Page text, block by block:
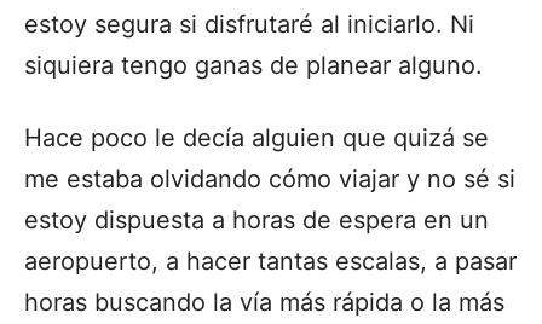
estoy segura si disfrutaré al iniciarlo. Ni
siquiera tengo ganas de planear alguno.
Hace poco le decía alguien que quizá se
me estaba olvidando cómo viajar y no sé si
estoy dispuesta a horas de espera en un
aeropuerto, a hacer tantas escalas, a pasar
horas buscando la vía más rápida o la más